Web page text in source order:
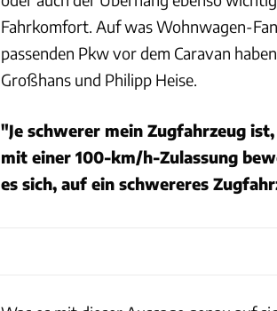
Fahrkomfort. Auf was Wohnwagen-
passenden Pkw vor dem Caravan
Großhans und Philipp Heise.
"Je schwerer mein Zugfahrzeug
mit einer 100-km/h-Zulassung
es sich, auf ein schwereres